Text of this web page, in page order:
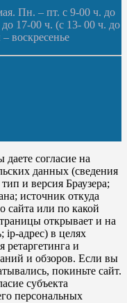
Пн. – пт. с 9-00 ч. до
17-00 ч. (с 13- 00 ч. до
воскресенье
согласие на
данных (сведения
и версия Браузера;
источник откуда
сайта или по какой
открывает и на
ip-адрес) в целях
ретаргетинга и
и обзоров. Если вы
покиньте сайт.
субъекта
персональных